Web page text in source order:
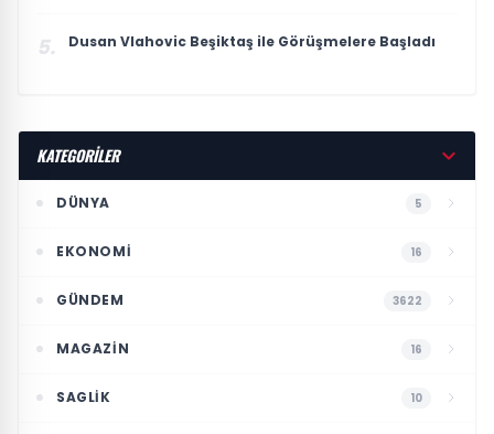
5. Dusan Vlahovic Beşiktaş ile Görüşmelere Başladı
KATEGORİLER
DÜNYA 5
EKONOMI 16
GÜNDEM 3622
MAGAZIN 16
SAGLIK 10